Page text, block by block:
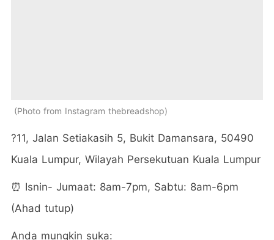
Photo from Instagram thebreadshop
?11, Jalan Setiakasih 5, Bukit Damansara, 50490
Kuala Lumpur, Wilayah Persekutuan Kuala Lumpur
⏰ Isnin- Jumaat: 8am-7pm, Sabtu: 8am-6pm
(Ahad tutup)
Anda mungkin suka: